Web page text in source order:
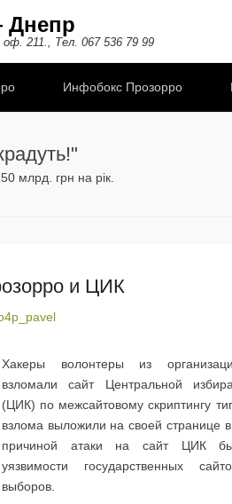
Днепр
211., Тел. 067 536 79 99
Инфобокс Прозорро
млрд. грн на рік.
и ЦИК
Хакеры волонтеры из
взломали сайт Центральной
(ЦИК) по межсайтовому скриптингу
взлома выложили на своей странице
причиной атаки на сайт ЦИК
уязвимости государственных
выборов.